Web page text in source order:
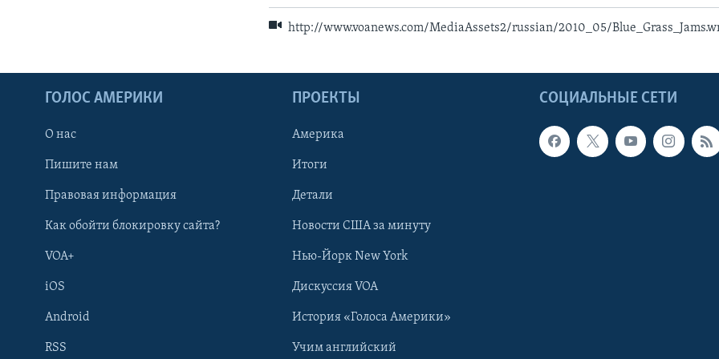
http://www.voanews.com/MediaAssets2/russian/2010_05/
СОЦИАЛЬНЫЕ СЕТИ
ГОЛОС АМЕРИКИ
О нас
Пишите нам
Правовая информация
Как обойти блокировку сайта?
VOA+
iOS
Android
RSS
ПРОЕКТЫ
Америка
Итоги
Детали
Новости США за минуту
Нью-Йорк New York
Дискуссия VOA
История «Голоса Америки»
Учим английский